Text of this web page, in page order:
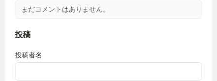
無課金で解放することができました。自力でキャラ
ちに課金していたので不思議でした。肌色の多いナ
まだコメントはありません。
投稿
投稿者名